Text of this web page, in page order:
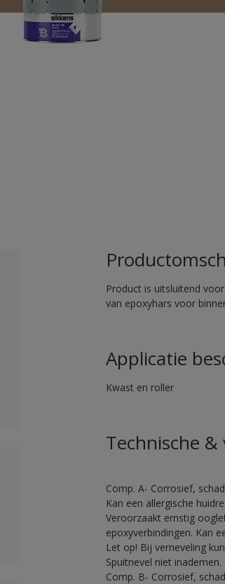
Product is uitsluitend
van epoxyhars voor
Applicatie
Kwast en roller
Technische
Comp. A- Corrosief,
Kan een allergische
Veroorzaakt ernstig
epoxyverbindingen. Kan
Let op! Bij verneveling
Spuitnevel niet inademen.
Comp. B- Corrosief,